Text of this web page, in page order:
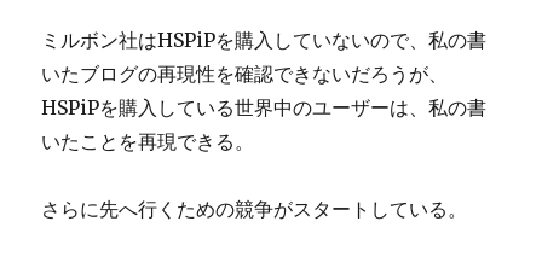
ミルボン社はHSPiPを購入していないので、私の書
いたブログの再現性を確認できないだろうが、
HSPiPを購入している世界中のユーザーは、私の書
いたことを再現できる。
さらに先へ行くための競争がスタートしている。